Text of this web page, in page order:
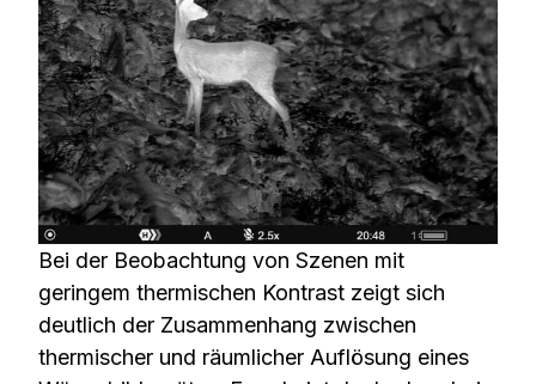
Bei der Beobachtung von Szenen mit
geringem thermischen Kontrast zeigt sich
deutlich der Zusammenhang zwischen
thermischer und räumlicher Auflösung eines